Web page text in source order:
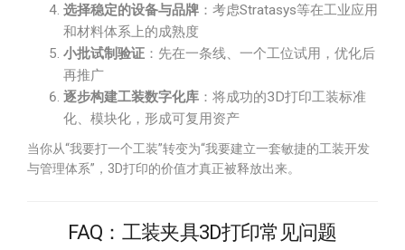
选择稳定的设备与品牌 ：考虑Stratasys等在工业应用
和材料体系上的成熟度
小批试制验证 ：先在一条线、一个工位试用，优化后
再推广
逐步构建工装数字化库 ：将成功的3D打印工装标准
化、模块化，形成可复用资产
当你从“我要打一个工装”转变为“我要建立一套敏捷的工装开发
与管理体系”，3D打印的价值才真正被释放出来。
FAQ：工装夹具3D打印常见问题